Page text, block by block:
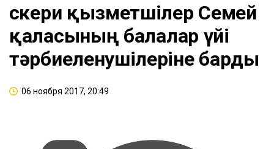
Әскери қызметшілер Семей
қаласының балалар үйі
тәрбиеленушілеріне барды
06 ноября 2017, 20:49